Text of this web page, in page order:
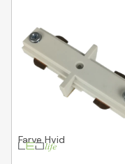
FarveHvid